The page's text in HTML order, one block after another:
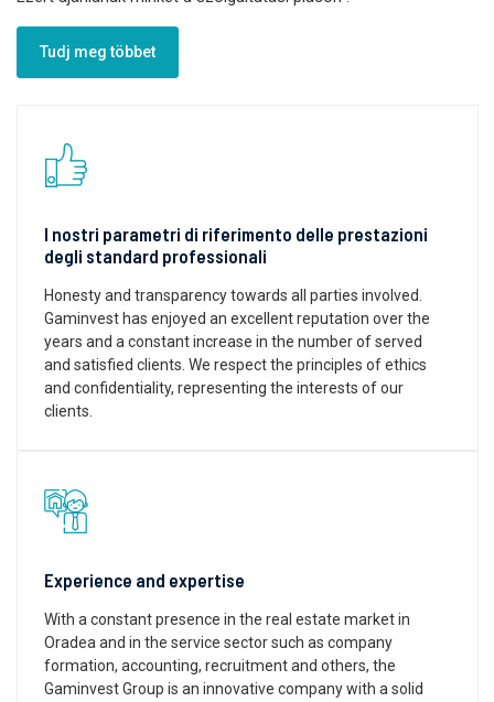
Tudj meg többet
I nostri parametri di riferimento delle prestazioni
degli standard professionali
Honesty and transparency towards all parties involved.
Gaminvest has enjoyed an excellent reputation over the
years and a constant increase in the number of served
and satisfied clients. We respect the principles of ethics
and confidentiality, representing the interests of our
clients.
Experience and expertise
With a constant presence in the real estate market in
Oradea and in the service sector such as company
formation, accounting, recruitment and others, the
Gaminvest Group is an innovative company with a solid